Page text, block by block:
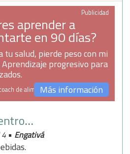
Publicidad
aprender a
en 90 días?
tu salud, pierde peso con mi
Aprendizaje progresivo para
de alimentaciónMás información
Elemento
• Engativá